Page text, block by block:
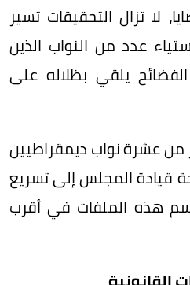
لا تزال التحقيقات تسير
عدد من النواب الذين
يلقي بظلاله على
من عشرة نواب ديمقراطيين
قيادة المجلس إلى تسريع
هذه الملفات في أقرب